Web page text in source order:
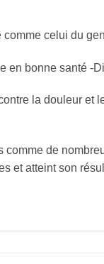
comme celui du
en bonne santé -
la douleur
comme de
et atteint son